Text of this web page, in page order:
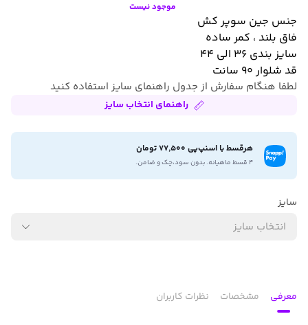
موجود نیست
جنس جین سوپر کش
فاق بلند ، کمر ساده
سایز بندی ۳۶ الی ۴۴
قد شلوار ۹۰ سانت
لطفا هنگام سفارش از جدول راهنمای سایز استفاده کنید
راهنمای انتخاب سایز
هرقسط با اسنپ‌پی 77,500 تومان
۴ قسط ماهیانه. بدون سود،چک و ضامن.
سایز
انتخاب سایز
معرفی مشخصات نظرات کاربران